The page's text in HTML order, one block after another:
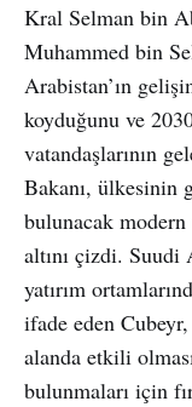
Kral Selman bin
Muhammed bin
Arabistan’ın
koyduğunu ve
vatandaşlarının
Bakanı, ülkesinin
bulunacak modern
altını çizdi. Suudi
yatırım
ifade eden
alanda etkili
bulunmaları için